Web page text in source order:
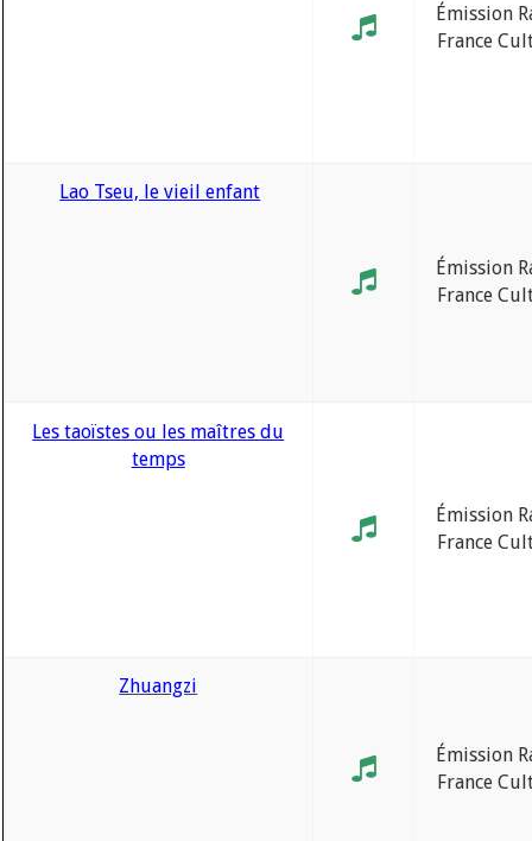
Émission
France
Lao Tseu, le vieil enfant
Émission
France
Les taoïstes ou les maîtres du
temps
Émission
France
Zhuangzi
Émission
France